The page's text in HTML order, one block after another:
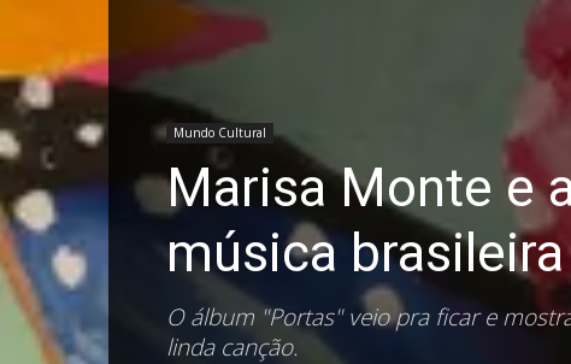
Mundo Cultural
Marisa Monte e
música brasileira
O álbum "Portas" veio pra ficar e
linda canção.